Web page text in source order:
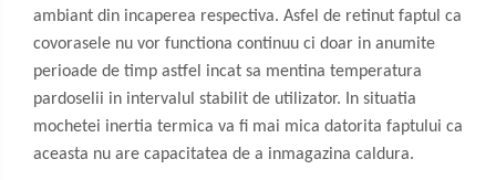
ambiant din incaperea respectiva. Asfel de retinut faptul ca
covorasele nu vor functiona continuu ci doar in anumite
perioade de timp astfel incat sa mentina temperatura
pardoselii in intervalul stabilit de utilizator. In situatia
mochetei inertia termica va fi mai mica datorita faptului ca
aceasta nu are capacitatea de a inmagazina caldura.